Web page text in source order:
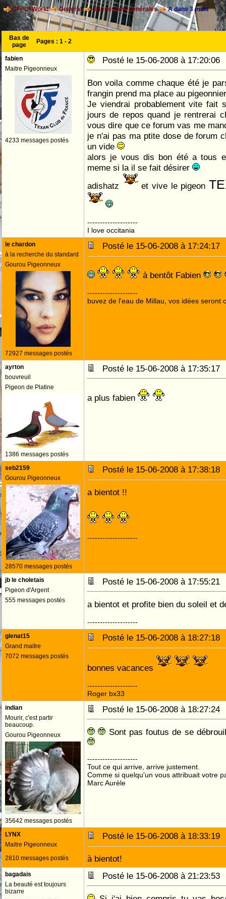
CFPOI World General discussions générales A dans 3 mois
Bas de
page
Pages : 1 - 2
fabien
Maitre Pigeonneux
4233 messages postés
Posté le 15-06-2008 à
Bon voila comme chaque été je
frangin prend ma place au
Je viendrai probablement vite fait
jours de repos quand je rentrerai
vous dire que ce forum vas me
je n'ai pas ma ptite dose de forum
un vide
alors je vous dis bon été a tous
meme si la il se fait désirer
adishatz
et vive le pigeon
--------------------
I love occitania
le chardon
à la recherche du standard
Gourou Pigeonneux
72927 messages postés
Posté le 15-06-2008 à
à bentôt Fabien
--------------------
buvez de l'eau de Millau, vos idées seront
ayrton
bouvreuil
Pigeon de Platine
1386 messages postés
Posté le 15-06-2008 à
a plus fabien
seb2159
Gourou Pigeonneux
28570 messages postés
Posté le 15-06-2008 à
a bientot !!
--------------------
jb le choletais
Pigeon d'Argent
555 messages postés
Posté le 15-06-2008 à
a bientot et profite bien du soleil et
--------------------
glenat15
Grand maitre
7072 messages postés
Posté le 15-06-2008 à
bonnes vacances
--------------------
Roger bx33
indian
Mourir, c'est partir
beaucoup.
Gourou Pigeonneux
35642 messages postés
Posté le 15-06-2008 à
Sont pas foutus de se
--------------------
Tout ce qui arrive, arrive justement.
Comme si quelqu'un vous attribuait votre
Marc Aurèle
LYNX
Maitre Pigeonneux
2810 messages postés
Posté le 15-06-2008 à
à bientot!
bagadais
La beauté est toujours
bizarre
Posté le 15-06-2008 à